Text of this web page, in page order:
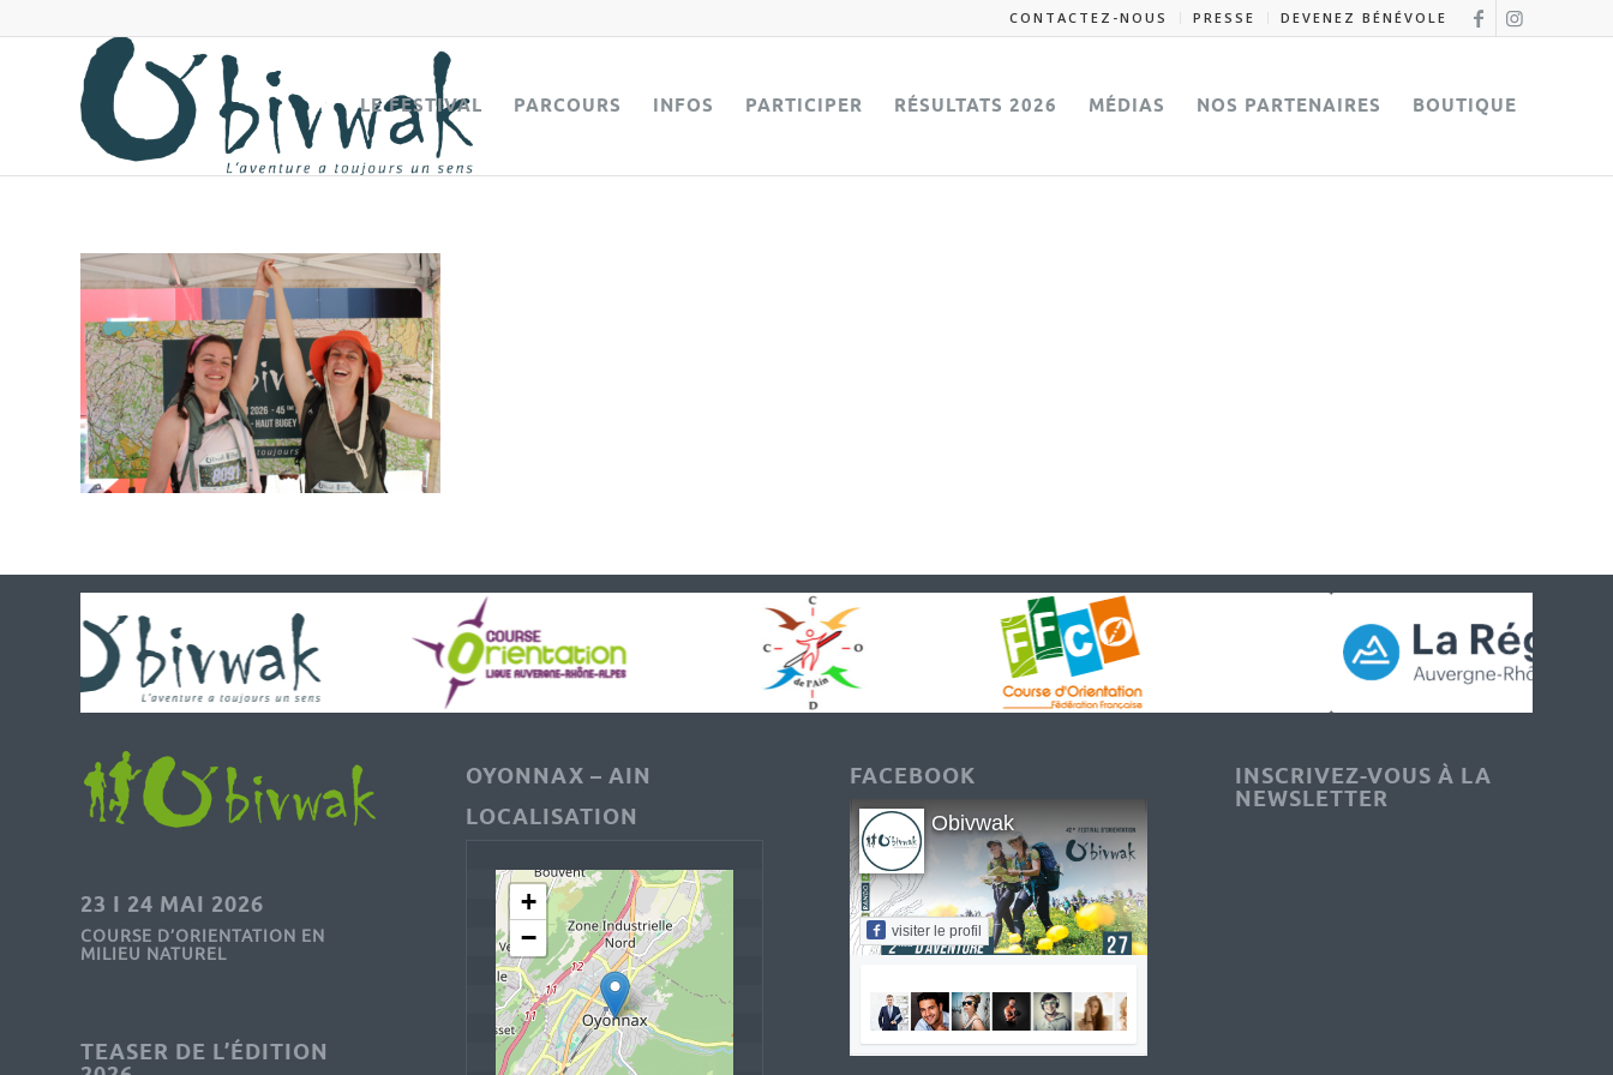
CONTACTEZ-NOUS PRESSE DEVENEZ BÉNÉVOLE
LE FESTIVAL PARCOURS INFOS PARTICIPER RÉSULTATS 2026 MÉDIAS NOS PARTENAIRES BOUTIQUE
23 I 24 MAI 2026
COURSE D’ORIENTATION EN
MILIEU NATUREL
TEASER DE L’ÉDITION
OYONNAX – AIN
LOCALISATION
+
−
FACEBOOK
Obivwak
visiter le profil
INSCRIVEZ-VOUS À LA
NEWSLETTER